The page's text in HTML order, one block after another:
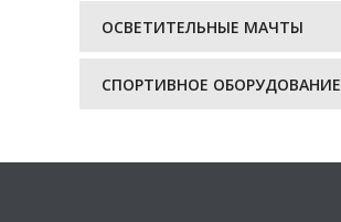
ОСВЕТИТЕЛЬНЫЕ МАЧТЫ
СПОРТИВНОЕ ОБОРУДОВАНИЕ